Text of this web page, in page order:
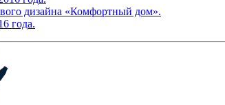
дизайна «Комфортный дом».
года.